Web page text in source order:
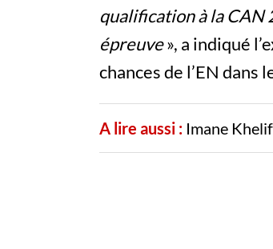
qualification à la CAN
épreuve», a indiqué
chances de l’EN
A lire aussi : Imane